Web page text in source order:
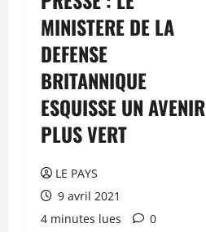
MINISTERE DE LA
DEFENSE
BRITANNIQUE
ESQUISSE UN AVENIR
PLUS VERT
LE PAYS
9 avril 2021
4 minutes lues
0